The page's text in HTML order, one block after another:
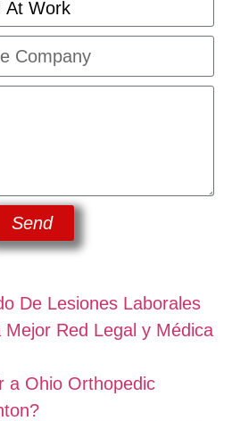
Send
De Lesiones Laborales
Mejor Red Legal y Médica
a Ohio Orthopedic